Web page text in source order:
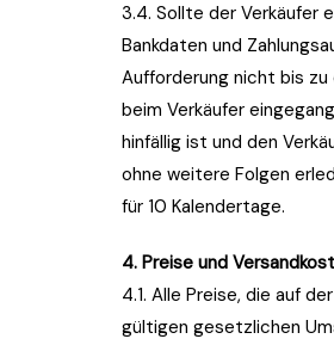
3.4. Sollte der Verkäufer
Bankdaten und
Aufforderung nicht bis
beim Verkäufer
hinfällig ist und den
ohne weitere Folgen
für 10 Kalendertage.
4. Preise und
4.1. Alle Preise, die auf
gültigen gesetzlichen